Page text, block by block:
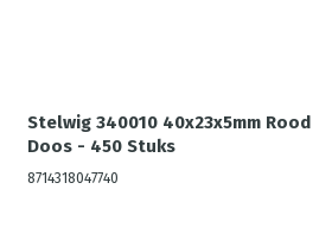
Stelwig 340010 40x23x5mm Rood
Doos - 450 Stuks
8714318047740